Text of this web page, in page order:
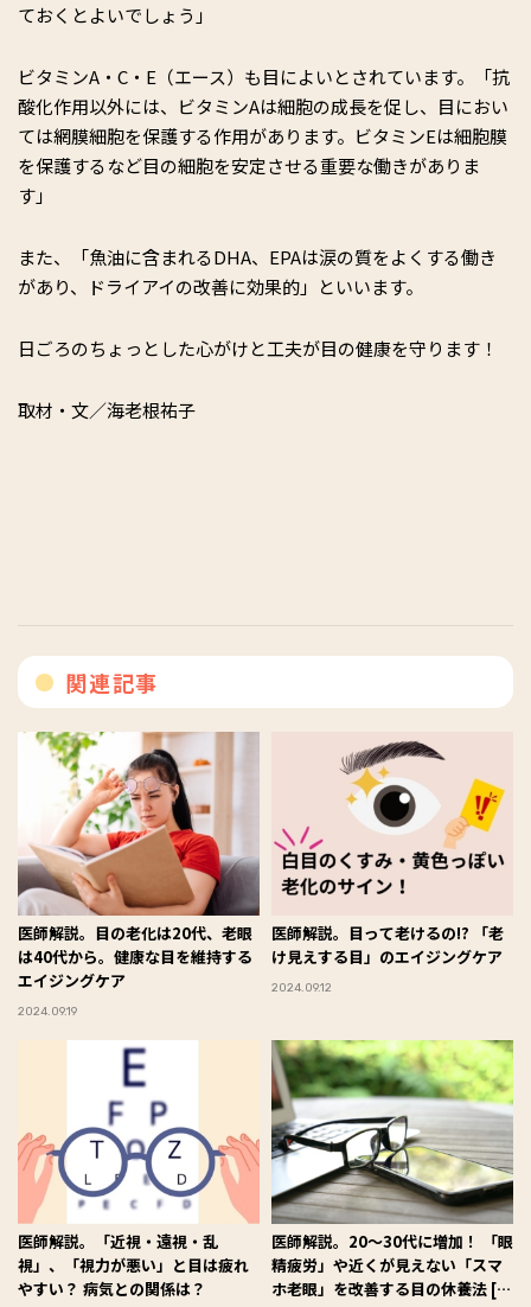
ておくとよいでしょう」
ビタミンA・C・E（エース）も目によいとされています。「抗
酸化作用以外には、ビタミンAは細胞の成長を促し、目におい
ては網膜細胞を保護する作用があります。ビタミンEは細胞膜
を保護するなど目の細胞を安定させる重要な働きがありま
す」
また、「魚油に含まれるDHA、EPAは涙の質をよくする働き
があり、ドライアイの改善に効果的」といいます。
日ごろのちょっとした心がけと工夫が目の健康を守ります！
取材・文／海老根祐子
関連記事
医師解説。目の老化は20代、老眼
は40代から。健康な目を維持する
エイジングケア
2024.09.19
医師解説。目って老けるの!? 「老
け見えする目」のエイジングケア
2024.09.12
医師解説。「近視・遠視・乱
視」、「視力が悪い」と目は疲れ
やすい？ 病気との関係は？
医師解説。20〜30代に増加！ 「眼
精疲労」や近くが見えない「スマ
ホ老眼」を改善する目の休養法 [第